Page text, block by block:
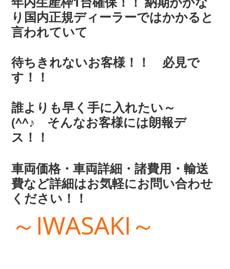
り国内正規ディーラーではかかると
言われていて
待ちきれないお客様！！ 必見で
す！！
誰よりも早く手に入れたい～
(^^♪ そんなお客様には朗報デ
ス！！
車両価格・車両詳細・諸費用・輸送
費など詳細はお気軽にお問い合わせ
ください！！
～IWASAKI～